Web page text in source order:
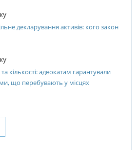
декларування активів: кого закон
кількості: адвокатам гарантували
що перебувають у місцях